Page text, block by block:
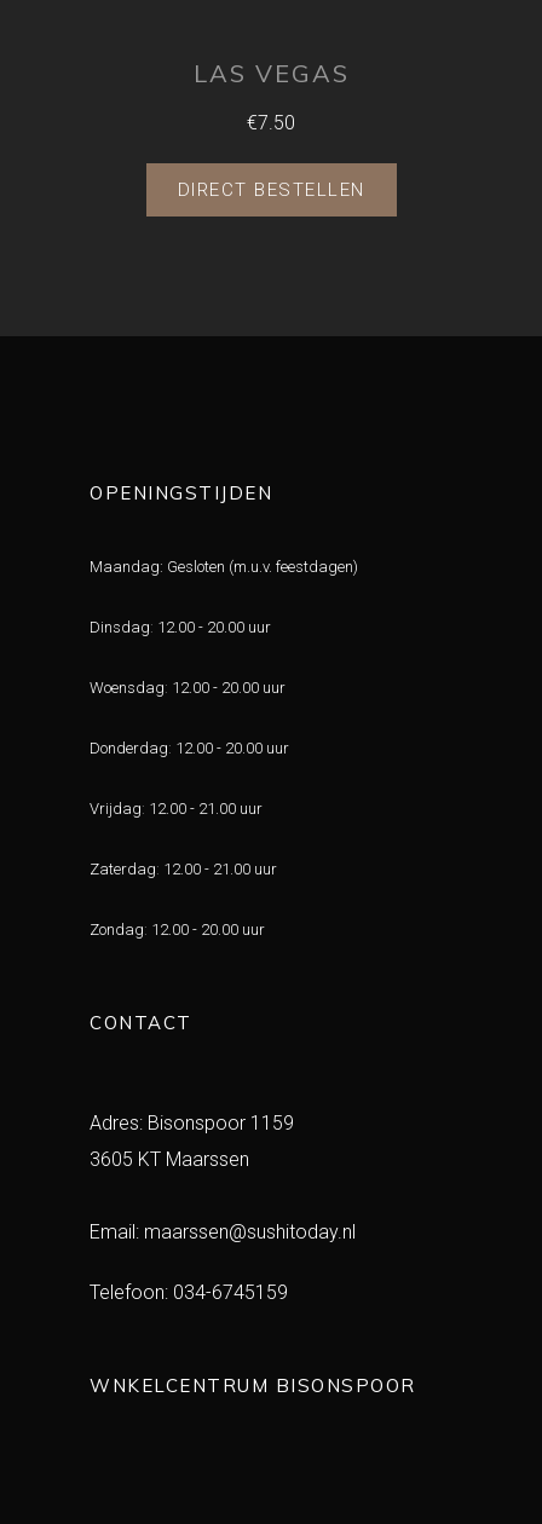
LAS VEGAS
€7.50
DIRECT BESTELLEN
OPENINGSTIJDEN
Maandag: Gesloten (m.u.v. feestdagen)
Dinsdag: 12.00 - 20.00 uur
Woensdag: 12.00 - 20.00 uur
Donderdag: 12.00 - 20.00 uur
Vrijdag: 12.00 - 21.00 uur
Zaterdag: 12.00 - 21.00 uur
Zondag: 12.00 - 20.00 uur
CONTACT
Adres: Bisonspoor 1159
3605 KT Maarssen
Email: maarssen@sushitoday.nl
Telefoon: 034-6745159
WNKELCENTRUM BISONSPOOR